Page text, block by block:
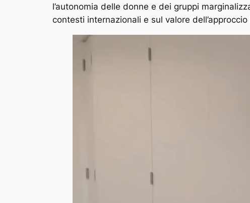
l’autonomia delle donne e dei gruppi
contesti internazionali e sul valore